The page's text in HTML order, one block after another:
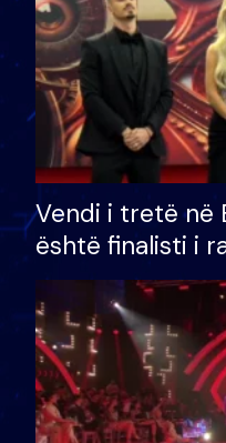
Vendi i tretë në
është finalisti i